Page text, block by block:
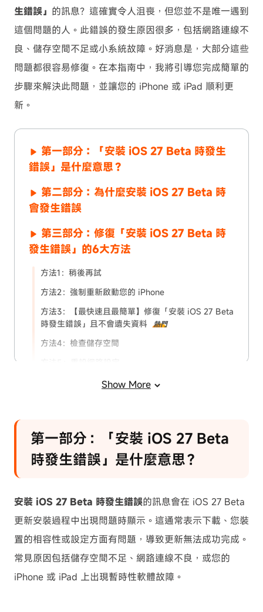
生錯誤」 的訊息？這確實令人沮喪，但您並不是唯一遇到
這個問題的人。此錯誤的發生原因很多，包括網路連線不
良、儲存空間不足或小系統故障。好消息是，大部分這些
問題都很容易修復。在本指南中，我將引導您完成簡單的
步驟來解決此問題，並讓您的 iPhone 或 iPad 順利更
新。
第一部分：「安裝 iOS 27 Beta 時發生
錯誤」是什麼意思？
第二部分：為什麼安裝 iOS 27 Beta 時
會發生錯誤
第三部分：修復「安裝 iOS 27 Beta 時
發生錯誤」的6大方法
方法1：稍後再試
方法2：強制重新啟動您的 iPhone
方法3：【最快速且最簡單】修復「安裝 iOS 27 Beta
時發生錯誤」且不會遺失資料
熱門
方法4：檢查儲存空間
方法6：使用 IPSW 手動更新 iOS 27 Beta
Show More
第一部分：「安裝 iOS 27 Beta
時發生錯誤」是什麼意思？
安裝 iOS 27 Beta 時發生錯誤的訊息會在 iOS 27 Beta
更新安裝過程中出現問題時顯示。這通常表示下載、您裝
置的相容性或設定方面有問題，導致更新無法成功完成。
常見原因包括儲存空間不足、網路連線不良，或您的
iPhone 或 iPad 上出現暫時性軟體故障。